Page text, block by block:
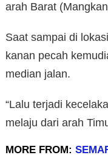
arah Barat
Saat sampai di
kanan pecah
median jalan.
“Lalu terjadi
melaju dari arah
MORE FROM: